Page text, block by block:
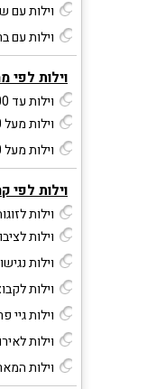
וילות עם
וילות עם
וילות לפי
וילות עד 3000 ₪
וילות מעל 3000 ועד 5000 ₪
וילות מעל 5000 ₪
וילות לפי
וילות
וילות
וילות
וילות
וילות גיי
וילות
וילות